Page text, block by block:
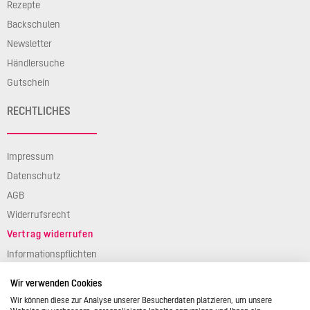
Rezepte
Backschulen
Newsletter
Händlersuche
Gutschein
RECHTLICHES
Impressum
Datenschutz
AGB
Widerrufsrecht
Vertrag widerrufen
Informationspflichten
Wir verwenden Cookies
Wir können diese zur Analyse unserer Besucherdaten platzieren, um unsere